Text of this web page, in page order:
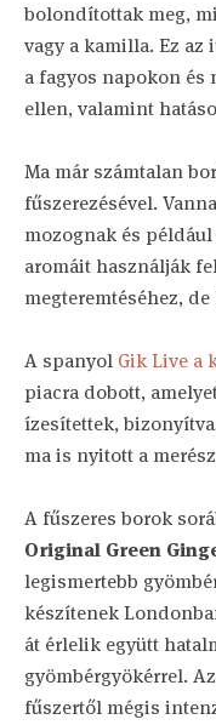
bolondítottak meg,
vagy a kamilla. Ez
a fagyos napokon és
ellen, valamint
Ma már számtalan
fűszerezésével.
mozognak és
aromáit használják
megteremtéséhez,
A spanyol Gik Live a
piacra dobott,
ízesítettek,
ma is nyitott a
A fűszeres borok
Original Green
legismertebb
készítenek
át érlelik együtt
gyömbérgyökérrel.
fűszertől mégis